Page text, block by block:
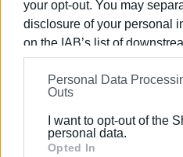
your opt-out. You may
disclosure of your personal
on the IAB’s list of
information may also be
on theIAB’s List of
further disclose it to other
Please note that this
Google services and may
Personal Data
Outs
I want to opt-out of the
personal data.
Opted In
Συνδρομητές